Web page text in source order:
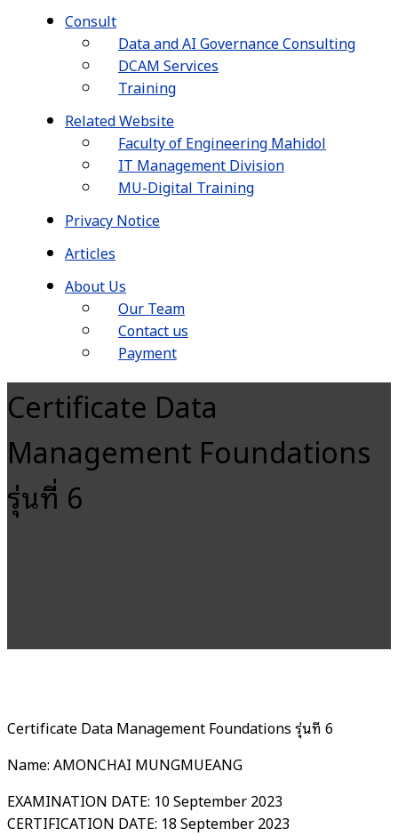
Consult
Data and AI Governance Consulting
DCAM Services
Training
Related Website
Faculty of Engineering Mahidol
IT Management Division
MU-Digital Training
Privacy Notice
Articles
About Us
Our Team
Contact us
Payment
Certificate Data
Management Foundations
รุ่นที่ 6
Certificate Data Management Foundations รุ่นที่ 6
Name: AMONCHAI MUNGMUEANG
EXAMINATION DATE: 10 September 2023
CERTIFICATION DATE: 18 September 2023